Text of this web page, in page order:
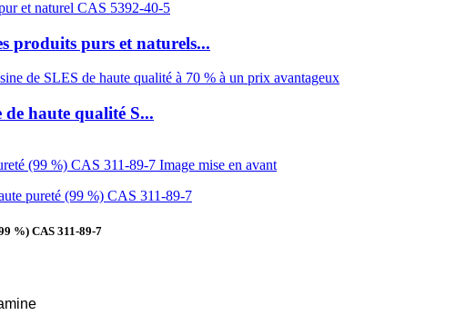
produits purs et naturels...
haute qualité S...
%) CAS 311-89-7